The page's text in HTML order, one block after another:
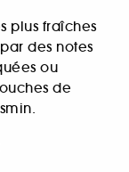
plus fraîches
des notes
ou
de